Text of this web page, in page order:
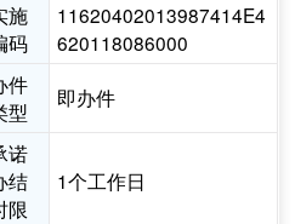
施
码
11620402013987414E4
620118086000
件
型
即办件
诺
结
限
1个工作日